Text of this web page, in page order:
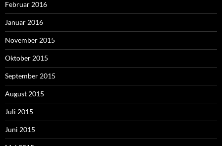
Februar 2016
Januar 2016
November 2015
Oktober 2015
September 2015
August 2015
Juli 2015
Juni 2015